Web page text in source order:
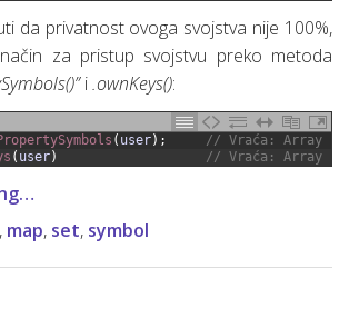
da privatnost ovoga svojstva nije 100%,
za pristup svojstvu preko metoda
i.ownKeys():
( user) ;
// Vraća: Array [
( user) // Vraća: Array [
, map, set, symbol